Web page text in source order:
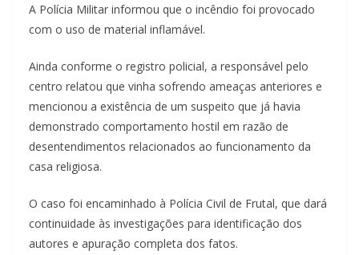
A Polícia Militar informou que o incêndio foi provocado
com o uso de material inflamável.
Ainda conforme o registro policial, a responsável pelo
centro relatou que vinha sofrendo ameaças anteriores e
mencionou a existência de um suspeito que já havia
demonstrado comportamento hostil em razão de
desentendimentos relacionados ao funcionamento da
casa religiosa.
O caso foi encaminhado à Polícia Civil de Frutal, que dará
continuidade às investigações para identificação dos
autores e apuração completa dos fatos.